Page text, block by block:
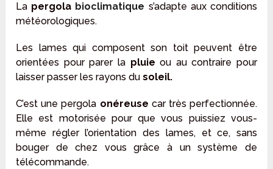
La pergola bioclimatique s’adapte aux conditions
météorologiques.
Les lames qui composent son toit peuvent être
orientées pour parer la pluie ou au contraire pour
laisser passer les rayons dusoleil.
C’est une pergola onéreuse car très perfectionnée.
Elle est motorisée pour que vous puissiez vous-
même régler l’orientation des lames, et ce, sans
bouger de chez vous grâce à un système de
télécommande.